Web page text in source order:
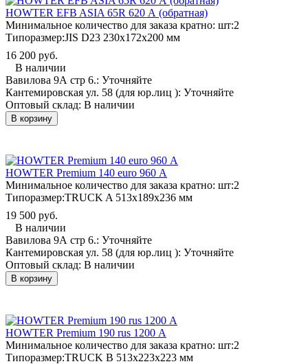
HOWTER EFB ASIA 65R 620 А (обратная)
Минимальное количество для заказа кратно: шт:2
Типоразмер:JIS D23 230x172x200 мм
16 200 руб.
В наличии
Вавилова 9А стр 6.: Уточняйте
Кантемировская ул. 58 (для юр.лиц ): Уточняйте
Оптовый склад: В наличии
В корзину
HOWTER Premium 140 euro 960 А
Минимальное количество для заказа кратно: шт:2
Типоразмер:TRUCK A 513x189x236 мм
19 500 руб.
В наличии
Вавилова 9А стр 6.: Уточняйте
Кантемировская ул. 58 (для юр.лиц ): Уточняйте
Оптовый склад: В наличии
В корзину
HOWTER Premium 190 rus 1200 А
Минимальное количество для заказа кратно: шт:2
Типоразмер:TRUCK B 513x223x223 мм